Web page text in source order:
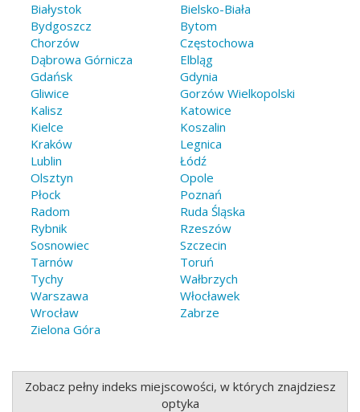
Białystok
Bielsko-Biała
Bydgoszcz
Bytom
Chorzów
Częstochowa
Dąbrowa Górnicza
Elbląg
Gdańsk
Gdynia
Gliwice
Gorzów Wielkopolski
Kalisz
Katowice
Kielce
Koszalin
Kraków
Legnica
Lublin
Łódź
Olsztyn
Opole
Płock
Poznań
Radom
Ruda Śląska
Rybnik
Rzeszów
Sosnowiec
Szczecin
Tarnów
Toruń
Tychy
Wałbrzych
Warszawa
Włocławek
Wrocław
Zabrze
Zielona Góra
Zobacz pełny indeks miejscowości, w których znajdziesz
optyka